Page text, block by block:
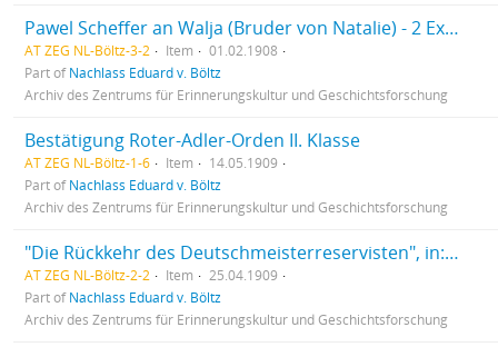
Pawel Scheffer an Walja (Bruder von Natalie) - 2 Exemplare
AT ZEG NL-Böltz-3-2 Item
01.02.1908
Part ofNachlass Eduard v. Böltz
Archiv des Zentrums für Erinnerungskultur und Geschichtsforschung
Bestätigung Roter-Adler-Orden II. Klasse
AT ZEG NL-Böltz-1-6 Item
14.05.1909
Part ofNachlass Eduard v. Böltz
Archiv des Zentrums für Erinnerungskultur und Geschichtsforschung
"Die Rückkehr des Deutschmeisterreservisten", in: Neues Wiener Journal
AT ZEG NL-Böltz-2-2 Item
25.04.1909
Part ofNachlass Eduard v. Böltz
Archiv des Zentrums für Erinnerungskultur und Geschichtsforschung